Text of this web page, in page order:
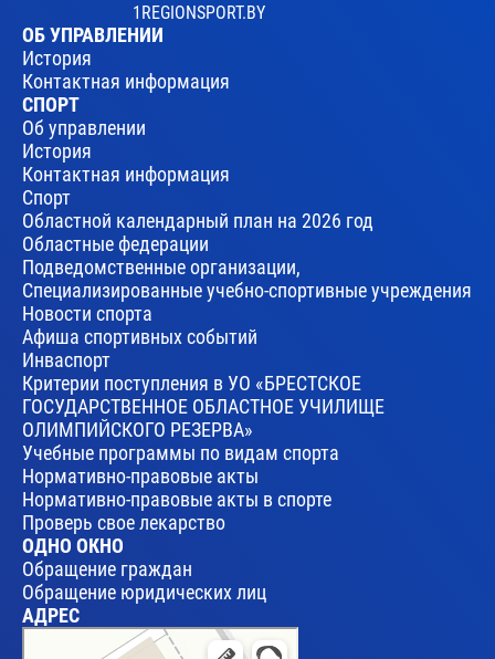
1REGIONSPORT.BY
ОБ УПРАВЛЕНИИ
История
Контактная информация
СПОРТ
Об управлении
История
Контактная информация
Спорт
Областной календарный план на 2026 год
Областные федерации
Подведомственные организации,
Специализированные учебно-спортивные учреждения
Новости спорта
Афиша спортивных событий
Инваспорт
Критерии поступления в УО «БРЕСТСКОЕ
ГОСУДАРСТВЕННОЕ ОБЛАСТНОЕ УЧИЛИЩЕ
ОЛИМПИЙСКОГО РЕЗЕРВА»
Учебные программы по видам спорта
Нормативно-правовые акты
Нормативно-правовые акты в спорте
Проверь свое лекарство
ОДНО ОКНО
Обращение граждан
Обращение юридических лиц
АДРЕС
Брест
Улица Леваневского, 17 — Яндекс Карты